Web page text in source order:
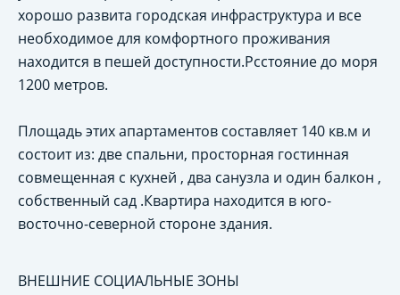
хорошо развита городская инфраструктура и все
необходимое для комфортного проживания
находится в пешей доступности.Рсстояние до моря
1200 метров.
Площадь этих апартаментов составляет 140 кв.м и
состоит из: две спальни, просторная гостинная
совмещенная с кухней , два санузла и один балкон ,
собственный сад .Квартира находится в юго-
восточно-северной стороне здания.
ВНЕШНИЕ СОЦИАЛЬНЫЕ ЗОНЫ